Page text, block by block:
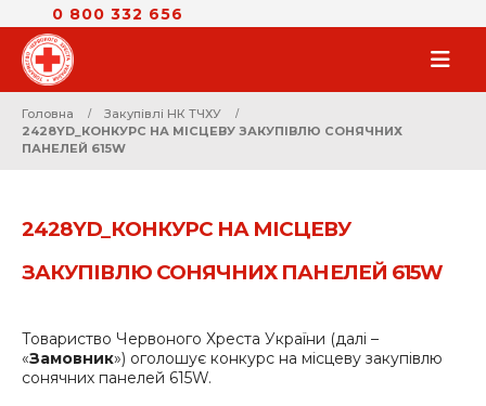
0 800 332 656
Головна
Закупівлі НК ТЧХУ
2428YD_КОНКУРС НА МІСЦЕВУ ЗАКУПІВЛЮ СОНЯЧНИХ
ПАНЕЛЕЙ 615W
2428YD_КОНКУРС НА МІСЦЕВУ
ЗАКУПІВЛЮ СОНЯЧНИХ ПАНЕЛЕЙ 615W
Товариство Червоного Хреста України (далі –
«Замовник») оголошує конкурс на місцеву закупівлю
сонячних панелей 615W.